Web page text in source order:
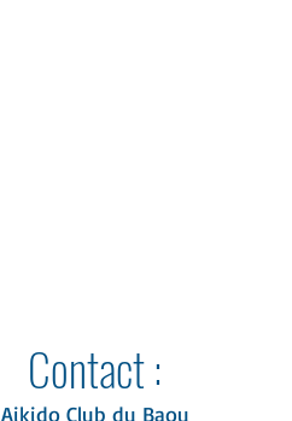
Contact :
Aikido Club du Baou